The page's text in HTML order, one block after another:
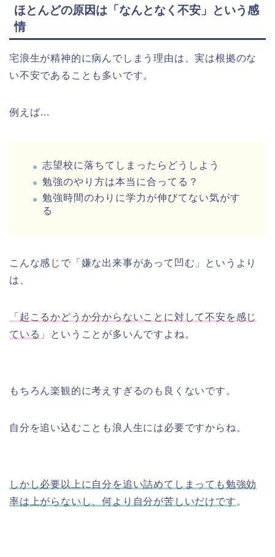
ほとんどの原因は「なんとなく不安」という感
情
宅浪生が精神的に病んでしまう理由は、実は根拠のな
い不安であることも多いです。
例えば…
志望校に落ちてしまったらどうしよう
勉強のやり方は本当に合ってる？
勉強時間のわりに学力が伸びてない気がす
る
こんな感じで「嫌な出来事があって凹む」というより
は、
「起こるかどうか分からないことに対して不安を感じ
ている 」ということが多いんですよね。
もちろん楽観的に考えすぎるのも良くないです。
自分を追い込むことも浪人生には必要ですからね。
しかし必要以上に自分を追い詰めてしまっても勉強効
率は上がらないし、何より自分が苦しいだけです 。